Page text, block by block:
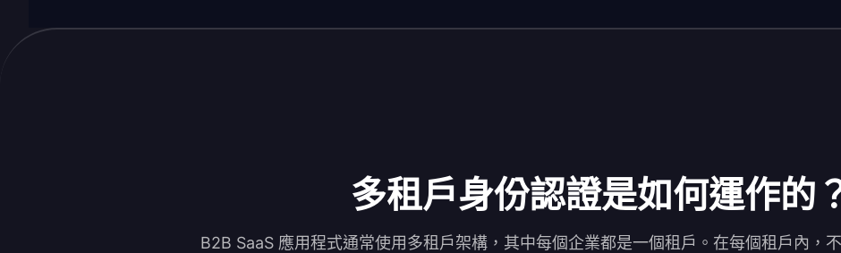
多租戶身份認證是如何運作的
B2B SaaS 應用程式通常使用多租戶架構，其中每個企業都是一個租戶。在每個租戶內，